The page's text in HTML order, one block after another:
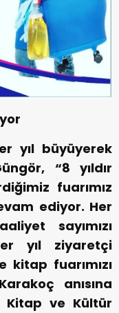
yıl büyüyerek
“8 yıldır
fuarımız
ediyor. Her
sayımızı
yıl ziyaretçi
kitap fuarımızı
anısına
Kitap ve Kültür